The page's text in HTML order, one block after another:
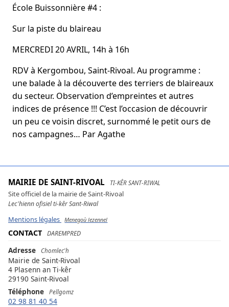
École Buissonnière #4 :
Sur la piste du blaireau
MERCREDI 20 AVRIL, 14h à 16h
RDV à Kergombou, Saint-Rivoal. Au programme :
une balade à la découverte des terriers de blaireaux
du secteur. Observation d’empreintes et autres
indices de présence !!! C’est l’occasion de découvrir
un peu ce voisin discret, surnommé le petit ours de
nos campagnes… Par Agathe
MAIRIE DE SAINT-RIVOAL TI-KÊR SANT-RIWAL
Site officiel de la mairie de Saint-Rivoal
Lec'hienn ofisiel ti-kêr Sant-Riwal
Mentions légales Menegoù lezennel
CONTACT DAREMPRED
Adresse Chomlec'h
Mairie de Saint-Rivoal
4 Plasenn an Ti-kêr
29190 Saint-Rivoal
Téléphone
Pellgomz
02 98 81 40 54